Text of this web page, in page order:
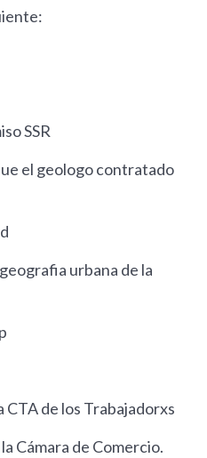
SSR
el geologo contratado
urbana de la
CTA de los Trabajadorxs
Cámara de Comercio.